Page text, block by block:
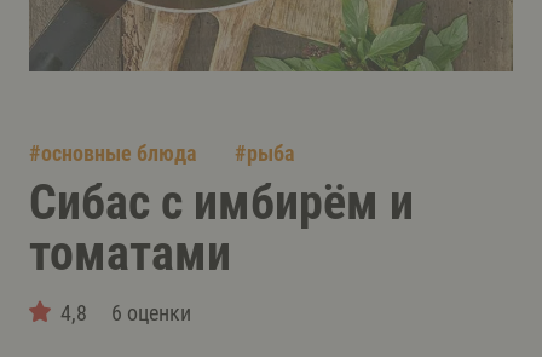
#основные блюда #рыба
Сибас с имбирём и
томатами
4,8 6 оценки